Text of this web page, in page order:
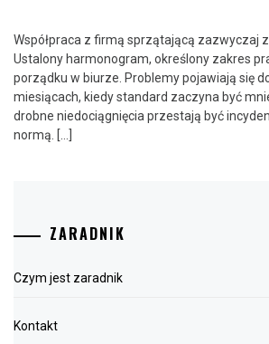
Współpraca z firmą sprzątającą zazwyczaj
Ustalony harmonogram, określony zakres
porządku w biurze. Problemy pojawiają się
miesiącach, kiedy standard zaczyna być
drobne niedociągnięcia przestają być
normą. […]
ZARADNIK
Czym jest zaradnik
Kontakt